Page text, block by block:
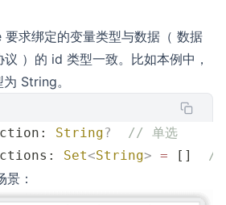
求绑定的变量类型与数据（ 数据
）的 id 类型一致。比如本例中，
String。
String?
  // 单选
Set<String> = [] //
：